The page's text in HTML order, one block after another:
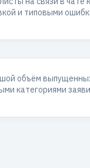
и типовыми
объём
категориями